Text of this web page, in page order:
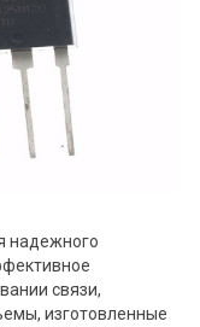
надежного
связи,
изготовленные